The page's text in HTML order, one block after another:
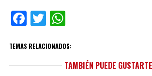
Facebook
TwitterWhatsApp
TEMAS RELACIONADOS:
TAMBIÉN PUEDE GUSTARTE